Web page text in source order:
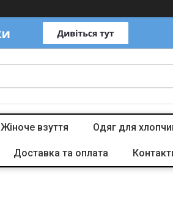
Жіноче взуття Одяг для
Доставка та оплата